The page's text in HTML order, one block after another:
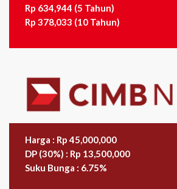
Rp 634,944 (5 Tahun)
Rp 378,033 (10 Tahun)
Harga : Rp 45,000,000
DP (30%) : Rp 13,500,000
Suku Bunga : 6.75%